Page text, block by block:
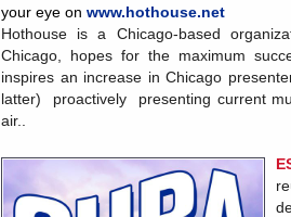
your eye on www.hothouse.net
Hothouse is a Chicago-based
Chicago, hopes for the maximum
inspires an increase in Chicago
latter) proactively presenting current
air..